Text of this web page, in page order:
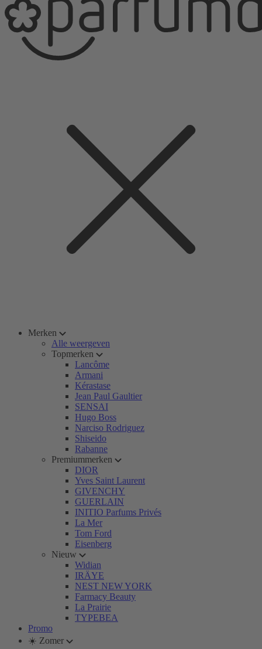
Merken
Alle weergeven
Topmerken
Lancôme
Armani
Kérastase
Jean Paul Gaultier
SENSAI
Hugo Boss
Narciso Rodriguez
Shiseido
Rabanne
Premiummerken
DIOR
Yves Saint Laurent
GIVENCHY
GUERLAIN
INITIO Parfums Privés
La Mer
Tom Ford
Eisenberg
Nieuw
Widian
IRÄYE
NEST NEW YORK
Farmacy Beauty
La Prairie
TYPEBEA
Promo
☀️ Zomer